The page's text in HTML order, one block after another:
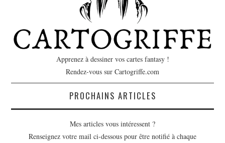
Apprenez à dessiner vos cartes fantasy !
Rendez-vous sur Cartogriffe.com
PROCHAINS ARTICLES
Mes articles vous intéressent ?
Renseignez votre mail ci-dessous pour être notifié à chaque